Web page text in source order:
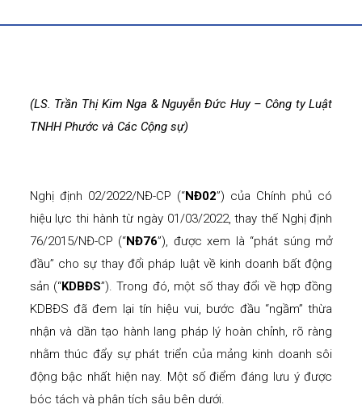
(LS. Trần Thị Kim Nga & Nguyễn Đức Huy – Công ty Luật
TNHH Phước và Các Cộng sự)
Nghị định 02/2022/NĐ-CP (“NĐ02”) của Chính phủ có
hiệu lực thi hành từ ngày 01/03/2022, thay thế Nghị định
76/2015/NĐ-CP (“NĐ76”), được xem là “phát súng mở
đầu” cho sự thay đổi pháp luật về kinh doanh bất động
sản (“KDBĐS”). Trong đó, một số thay đổi về hợp đồng
KDBĐS đã đem lại tín hiệu vui, bước đầu “ngầm” thừa
nhận và dần tạo hành lang pháp lý hoàn chỉnh, rõ ràng
nhằm thúc đẩy sự phát triển của mảng kinh doanh sôi
động bậc nhất hiện nay. Một số điểm đáng lưu ý được
bóc tách và phân tích sâu bên dưới.